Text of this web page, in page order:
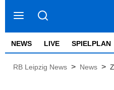
NEWS LIVE SPIELPLAN
RB Leipzig News > News >